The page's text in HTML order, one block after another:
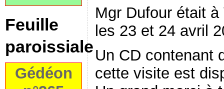
Feuille
paroissiale
Gédéon
Mgr Dufour était
les 23 et 24 avril
Un CD contenant
cette visite est